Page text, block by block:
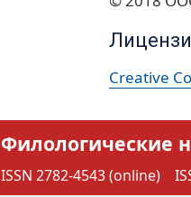
Creative
Филологические
ISSN 2782-4543 (online)